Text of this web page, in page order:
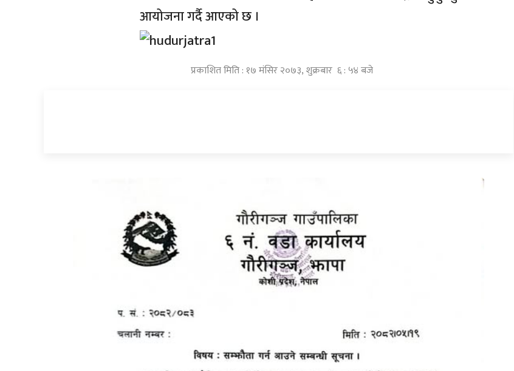
आयोजना गर्दै आएको छ ।
प्रकाशित मिति : १७ मंसिर २०७३, शुक्रबार ६ : ५४ बजे